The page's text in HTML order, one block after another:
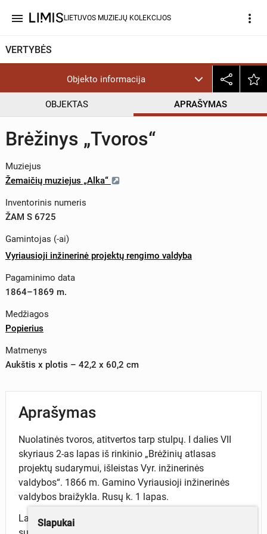
menu LIETUVOS MUZIEJŲ KOLEKCIJOS more_vert
VERTYBĖS
Objekto informacija
OBJEKTAS APRAŠYMAS
Brėžinys „Tvoros“
Muziejus
Žemaičių muziejus „Alka“
Inventorinis numeris
ŽAM S 6725
Gamintojas (-ai)
Vyriausioji inžinerinė projektų rengimo valdyba
Pagaminimo data
1864–1869 m.
Medžiagos
Popierius
Matmenys
Aukštis x plotis – 42,2 x 60,2 cm
Aprašymas
Nuolatinės tvoros, atitvertos tarp stulpų. I dalies VII
skyriaus 2-as lapas iš rinkinio „Brėžinių atlasas
projektų sudarymui, išleistas Vyr. inžinerinės
valdybos“. 1866 m. Gamino Vyriausioji inžinerinės
valdybos braižykla. Rusų k. 1 lapas.
Lapas iš brėžinių rinkinio „Brėžinių atlasas projektų
Slapukai